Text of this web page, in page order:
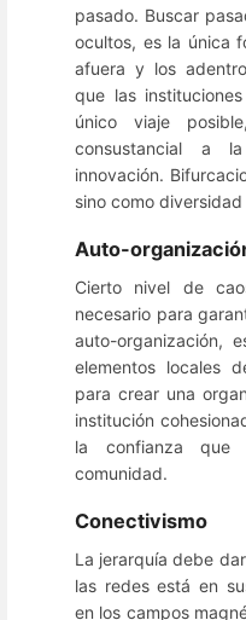
pasado. Buscar
ocultos, es la única
afuera y los
que las
único viaje
consustancial a
innovación.
sino como
Auto-
Cierto nivel de
necesario para
auto-organización,
elementos locales
para crear una
institución
la confianza que
comunidad.
Conectivismo
La jerarquía debe
las redes está en
en los campos